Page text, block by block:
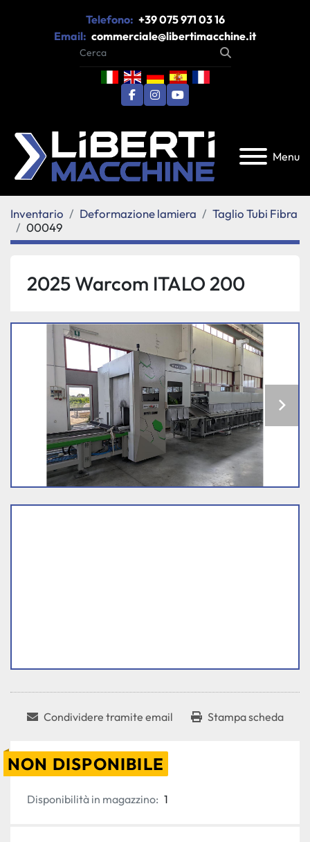
Telefono: +39 075 971 03 16
Email: commerciale@libertimacchine.it
facebook
instagram
youtube
Menu
Inventario Deformazione lamiera
Taglio Tubi Fibra
00049
2025 Warcom ITALO 200
Condividere tramite email Stampa scheda
NON DISPONIBILE
Disponibilità in magazzino: 1